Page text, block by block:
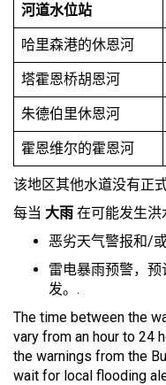
河道水位站
哈里森港的休恩河
塔霍恩桥胡恩河
朱德伯里休恩河
霍恩维尔的霍恩河
该地区其他水道没有正
每当 大雨 在可能发生洪
恶劣天气警报和/
雷电暴雨预警，
发。.
The time between the
vary from an hour to 24
the warnings from the
wait for local flooding